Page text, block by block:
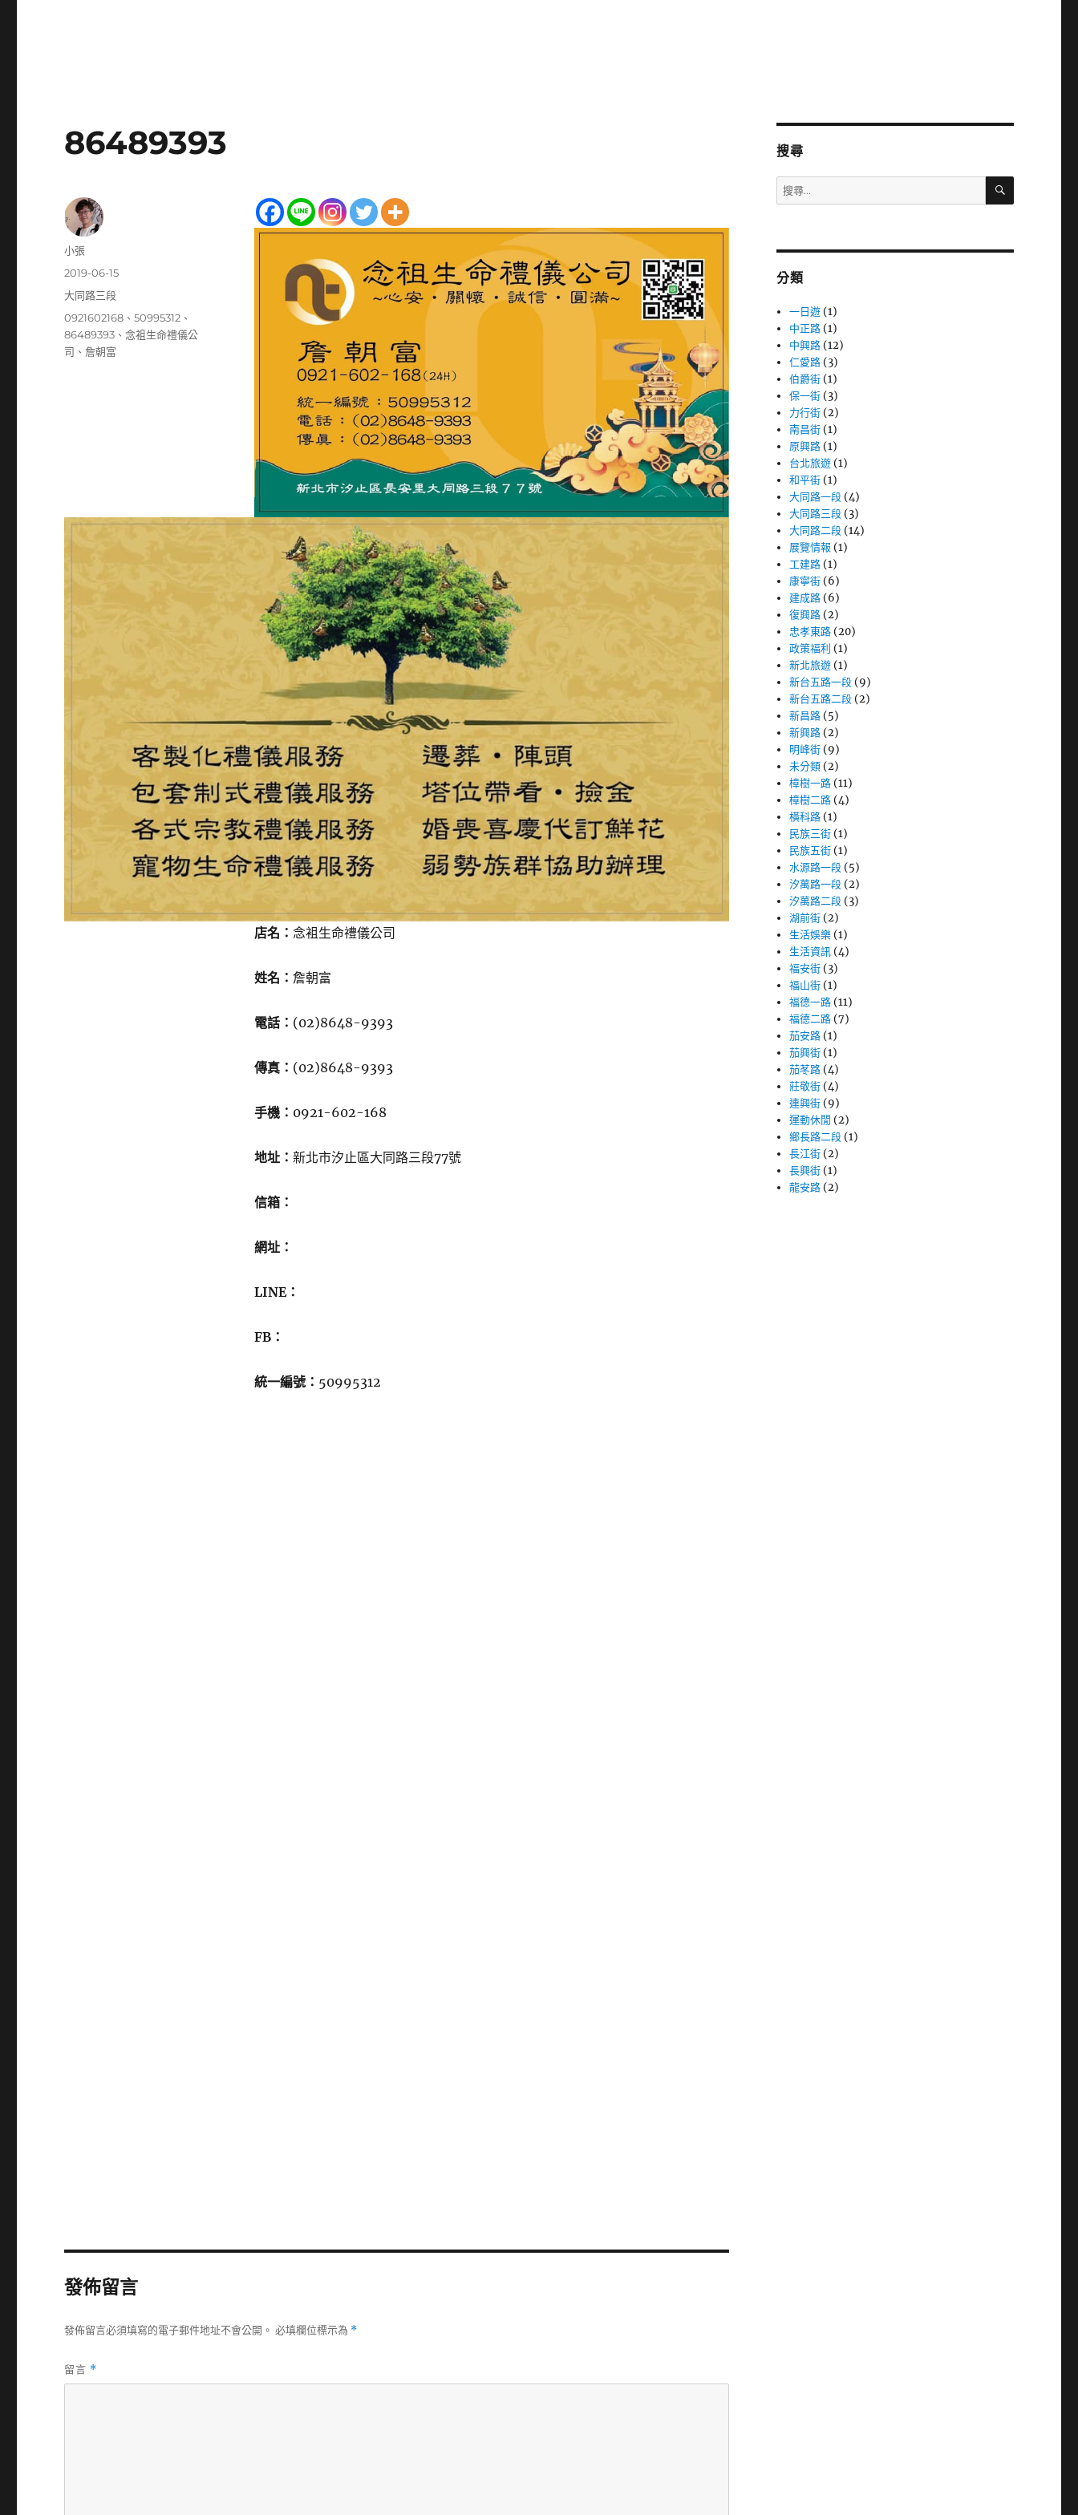
86489393
店名： 念袓生命禮儀公司
姓名： 詹朝富
電話： (02)8648-9393
傳真： (02)8648-9393
手機： 0921-602-168
地址： 新北市汐止區大同路三段77號
信箱：
網址：
LINE：
FB：
統一編號： 50995312
作
小張
發
佈
期:
2019-06-15
分
大同路三段
標
籤
0921602168 、50995312 、
86489393 、念袓生命禮儀公
司 、詹朝富
發佈留言
發佈留言必須填寫的電子郵件地址不會公開。 必填欄位標示為 *
留言 *
搜尋
搜
尋
字:
搜
分類
一日遊 (1)
中正路 (1)
中興路 (12)
仁愛路 (3)
伯爵街 (1)
保一街 (3)
力行街 (2)
南昌街 (1)
原興路 (1)
台北旅遊 (1)
和平街 (1)
大同路一段 (4)
大同路三段 (3)
大同路二段 (14)
展覽情報 (1)
工建路 (1)
康寧街 (6)
建成路 (6)
復興路 (2)
忠孝東路 (20)
政策福利 (1)
新北旅遊 (1)
新台五路一段 (9)
新台五路二段 (2)
新昌路 (5)
新興路 (2)
明峰街 (9)
未分類 (2)
樟樹一路 (11)
樟樹二路 (4)
橫科路 (1)
民族三街 (1)
民族五街 (1)
水源路一段 (5)
汐萬路一段 (2)
汐萬路二段 (3)
湖前街 (2)
生活娛樂 (1)
生活資訊 (4)
福安街 (3)
福山街 (1)
福德一路 (11)
福德二路 (7)
茄安路 (1)
茄興街 (1)
茄苳路 (4)
莊敬街 (4)
連興街 (9)
運動休閒 (2)
鄉長路二段 (1)
長江街 (2)
長興街 (1)
龍安路 (2)